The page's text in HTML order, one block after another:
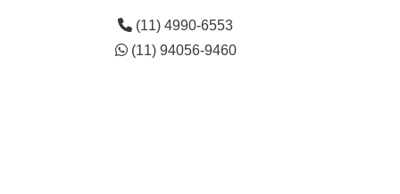
Limpeza de Tártaro para Cães
São Caetano
(11) 4990-6553
(11) 94056-9460